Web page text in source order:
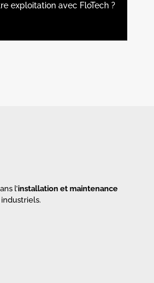
exploitation avec FloTech ?
l’installation et maintenance